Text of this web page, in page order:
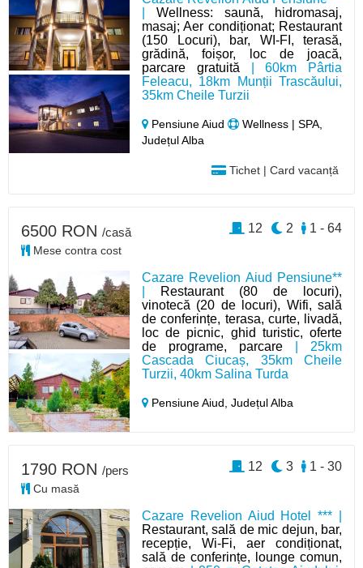
|Wellness: saună, hidromasaj,
masaj; Aer condiționat; Restaurant
(150 Locuri), bar, WI-FI, terasă,
grădină, foișor, loc de joacă,
parcare gratuită | 60km Pârtia
Feleacu, 18km Munții Trascăului,
35km Cheile Turzii
Pensiune Aiud
Wellness | SPA,
Județul Alba
Tichet | Card vacanță
Cazare Revelion Aiud Pensiune**
Restaurant (80 de locuri),
vinotecă (20 de locuri), Wifi, sală
de conferințe, terasa, curte, livadă,
loc de picnic, ghid turistic, oferte
de programe, parcare | 25km
Cascada Ciucaș, 35km Cheile
Turzii, 40km Salina Turda
Pensiune Aiud,Județul Alba
6500 RON /casă
Mese contra cost
1 - 64
2
12
Cazare Revelion Aiud Hotel *** |
Restaurant, sală de mic dejun, bar,
recepție, Wi-Fi, aer condiționat,
sală de conferințe, lounge comun,
1790 RON /pers
Cu masă
1 - 30
3
12